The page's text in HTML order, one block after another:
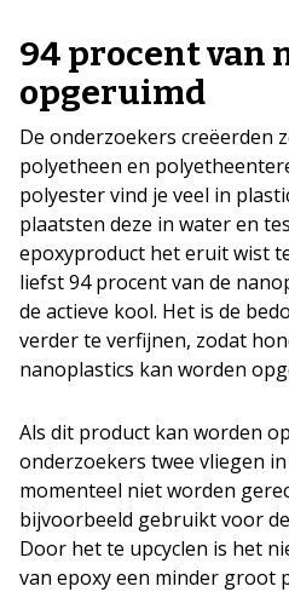
94 procent van
opgeruimd
De onderzoekers creëerden
polyetheen en
polyester vind je veel in
plaatsten deze in water en
epoxyproduct het eruit wist
liefst 94 procent van de
de actieve kool. Het is de
verder te verfijnen, zodat
nanoplastics kan worden
Als dit product kan worden
onderzoekers twee vliegen
momenteel niet worden
bijvoorbeeld gebruikt voor
Door het te upcyclen is het
van epoxy een minder groot